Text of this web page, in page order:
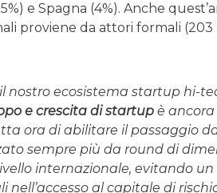
e Spagna (4%). Anche
proviene da attori formali (203
nostro ecosistema startup hi-
e crescita di startup è
ora di abilitare il passaggio
sempre più da round di
internazionale, evitando
nell’accesso al capitale di